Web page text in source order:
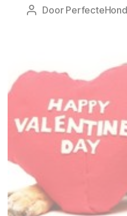
Berichtauteur
Door